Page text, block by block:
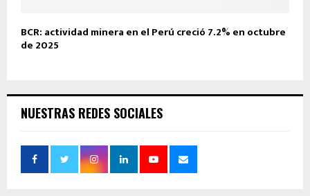
BCR: actividad minera en el Perú creció 7.2% en octubre
de 2025
NUESTRAS REDES SOCIALES